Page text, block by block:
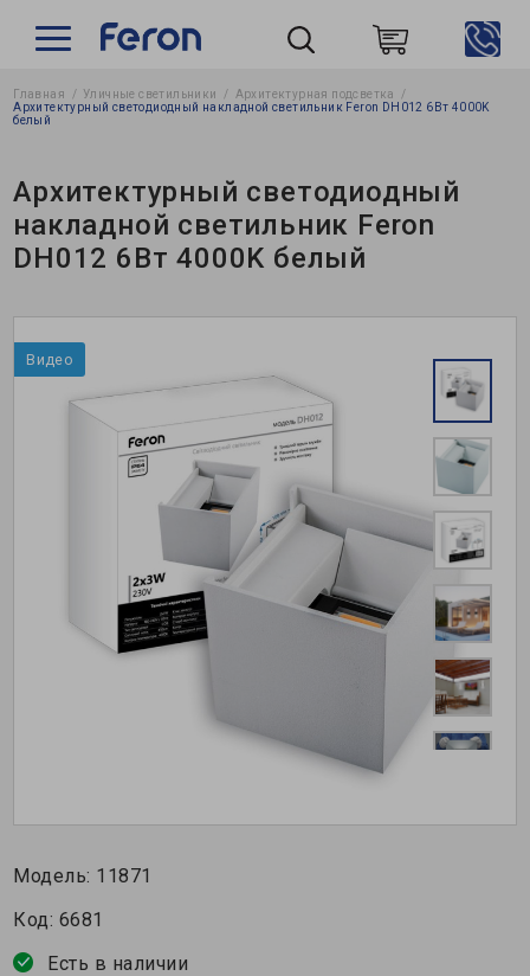
Пошук
Главная Уличные светильники
Архитектурная подсветка
Архитектурный светодиодный накладной светильник Feron DH012 6Вт 4000K
белый
Архитектурный светодиодный
накладной светильник Feron
DH012 6Вт 4000K белый
Видео
Модель: 11871
Код: 6681
Есть в наличии